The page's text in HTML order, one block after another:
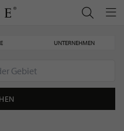
UNTERNEHMEN